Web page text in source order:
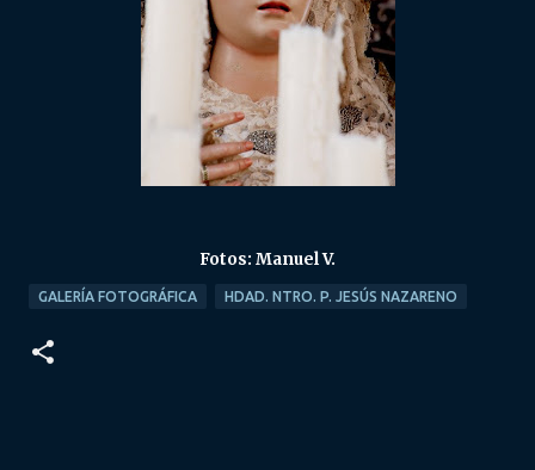
Fotos: Manuel V.
GALERÍA FOTOGRÁFICA HDAD. NTRO. P. JESÚS NAZARENO